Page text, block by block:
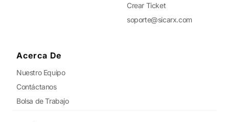
Crear Ticket
soporte@sicarx.com
Acerca De
Nuestro Equipo
Contáctanos
Bolsa de Trabajo